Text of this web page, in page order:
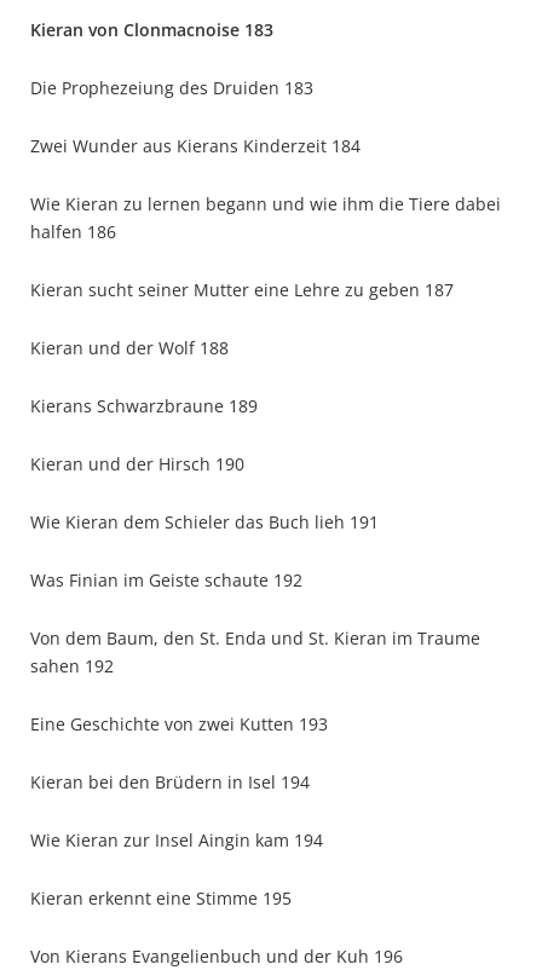
Kieran von Clonmacnoise 183
Die Prophezeiung des Druiden 183
Zwei Wunder aus Kierans Kinderzeit 184
Wie Kieran zu lernen begann und wie ihm die Tiere dabei
halfen 186
Kieran sucht seiner Mutter eine Lehre zu geben 187
Kieran und der Wolf 188
Kierans Schwarzbraune 189
Kieran und der Hirsch 190
Wie Kieran dem Schieler das Buch lieh 191
Was Finian im Geiste schaute 192
Von dem Baum, den St. Enda und St. Kieran im Traume
sahen 192
Eine Geschichte von zwei Kutten 193
Kieran bei den Brüdern in Isel 194
Wie Kieran zur Insel Aingin kam 194
Kieran erkennt eine Stimme 195
Von Kierans Evangelienbuch und der Kuh 196